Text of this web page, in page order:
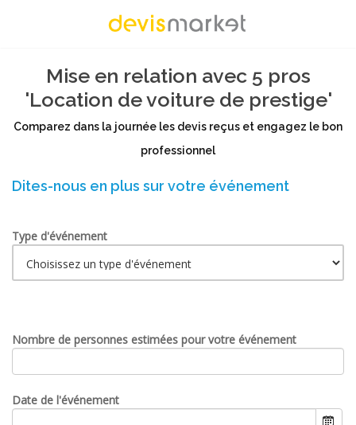
Mise en relation avec 5 pros
'Location de voiture de prestige'
Comparez dans la journée les devis reçus et engagez le bon
professionnel
Dites-nous en plus sur votre événement
Type d'événement
Nombre de personnes estimées pour votre événement
Date de l'événement